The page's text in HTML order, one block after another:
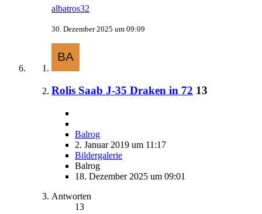
albatros32
30. Dezember 2025 um 09:09
Rolis Saab J-35 Draken in 72 13
Balrog
2. Januar 2019 um 11:17
Bildergalerie
Balrog
18. Dezember 2025 um 09:01
Antworten
13